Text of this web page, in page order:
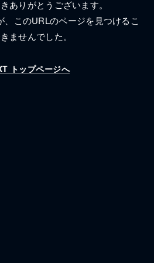
ありがとうございます。
このURLのページを見つけるこ
ませんでした。
トップページへ